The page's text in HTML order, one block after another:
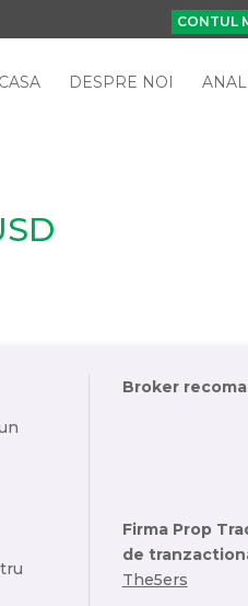
CONTUL
DESPRE NOI
Broker
Firma Prop
de
The5ers